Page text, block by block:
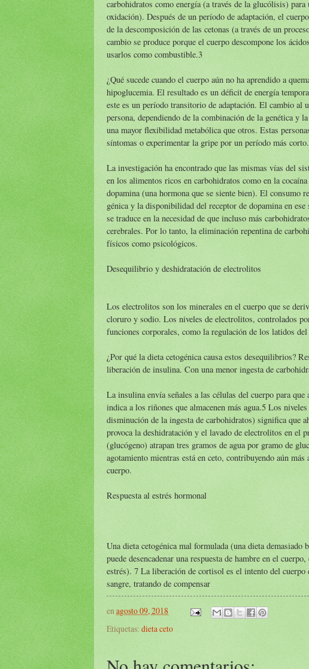
carbohidratos como energía (a través de la glucólisis)
oxidación). Después de un período de adaptación, el
de la descomposición de las cetonas (a través de un
cambio se produce porque el cuerpo descompone los
usarlos como combustible.3
¿Qué sucede cuando el cuerpo aún no ha aprendido a
hipoglucemia. El resultado es un déficit de energía
este es un período transitorio de adaptación. El cambio al
persona, dependiendo de la combinación de la genética y
una mayor flexibilidad metabólica que otros. Estas
síntomas o experimentar la gripe por un período más corto.
La investigación ha encontrado que las mismas vías del
en los alimentos ricos en carbohidratos como en la
dopamina (una hormona que se siente bien). El consumo
génica y la disponibilidad del receptor de dopamina en
se traduce en la necesidad de que incluso más
cerebrales. Por lo tanto, la eliminación repentina de
físicos como psicológicos.
Desequilibrio y deshidratación de electrolitos
Los electrolitos son los minerales en el cuerpo que se
cloruro y sodio. Los niveles de electrolitos, controlados
funciones corporales, como la regulación de los latidos
¿Por qué la dieta cetogénica causa estos desequilibrios?
liberación de insulina. Con una menor ingesta de
La insulina envía señales a las células del cuerpo para
indica a los riñones que almacenen más agua.5 Los
disminución de la ingesta de carbohidratos) significa que
provoca la deshidratación y el lavado de electrolitos en el
(glucógeno) atrapan tres gramos de agua por gramo de
agotamiento mientras está en ceto, contribuyendo aún
cuerpo.
Respuesta al estrés hormonal
Una dieta cetogénica mal formulada (una dieta
puede desencadenar una respuesta de hambre en el
estrés). 7 La liberación de cortisol es el intento del
sangre, tratando de compensar
enagosto 09, 2018
Etiquetas: dieta ceto